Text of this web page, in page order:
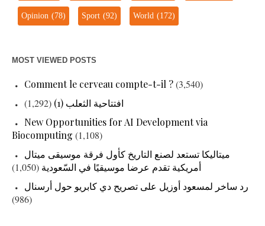
Opinion(78) Sport(92) World(172)
MOST VIEWED POSTS
Comment le cerveau compte-t-il ?(3,540)
افتتاحية الثعلب (1)
(1,292)
New Opportunities for AI Development via
Biocomputing (1,108)
ميتاليكا تستعد لصنع التاريخ كأول فرقة موسيقى ميتال
أمريكية تقدم عرضا موسيقيًا في السّعودية (1,050)
رد ساخر لمسعود أوزيل على تصريح دي كابريو حول أرسنال
(986)